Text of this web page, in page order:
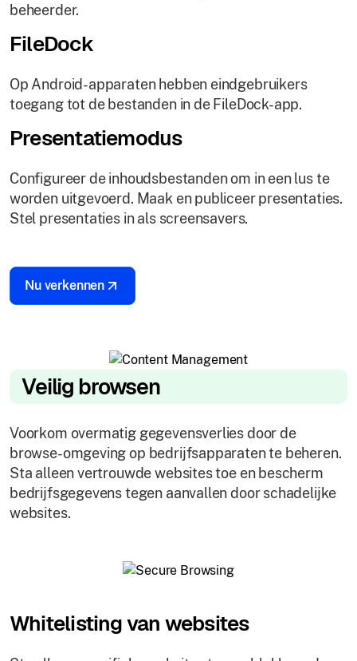
beheerder.
FileDock
Op Android-apparaten hebben eindgebruikers
toegang tot de bestanden in de FileDock-app.
Presentatiemodus
Configureer de inhoudsbestanden om in een lus te
worden uitgevoerd. Maak en publiceer presentaties.
Stel presentaties in als screensavers.
Nu verkennen
Veilig browsen
Voorkom overmatig gegevensverlies door de
browse-omgeving op bedrijfsapparaten te beheren.
Sta alleen vertrouwde websites toe en bescherm
bedrijfsgegevens tegen aanvallen door schadelijke
websites.
Whitelisting van websites